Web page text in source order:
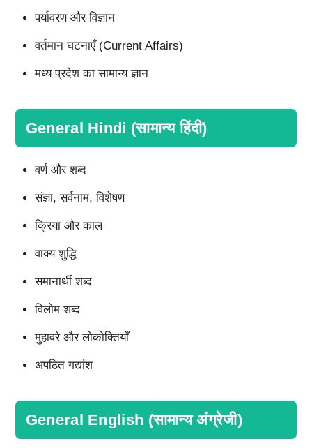
पर्यावरण और विज्ञान
वर्तमान घटनाएँ (Current Affairs)
मध्य प्रदेश का सामान्य ज्ञान
General Hindi (सामान्य हिंदी)
वर्ण और शब्द
संज्ञा, सर्वनाम, विशेषण
क्रिया और काल
वाक्य शुद्धि
समानार्थी शब्द
विलोम शब्द
मुहावरे और लोकोक्तियाँ
अपठित गद्यांश
General English (सामान्य अंग्रेजी)